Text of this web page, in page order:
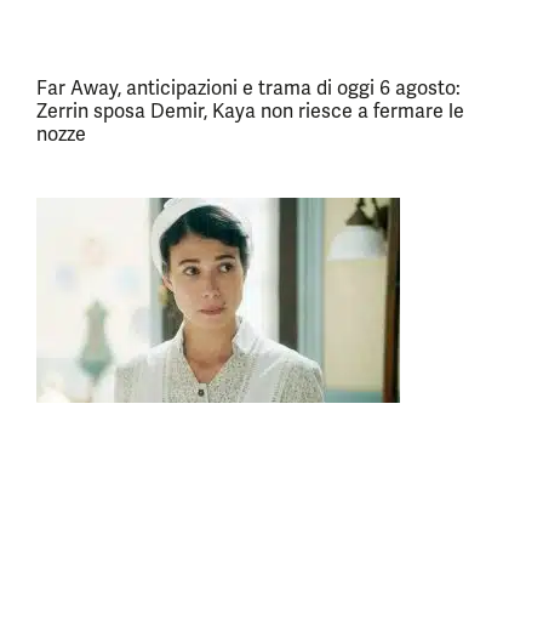
Far Away, anticipazioni e trama di oggi 6 agosto:
Zerrin sposa Demir, Kaya non riesce a fermare le
nozze